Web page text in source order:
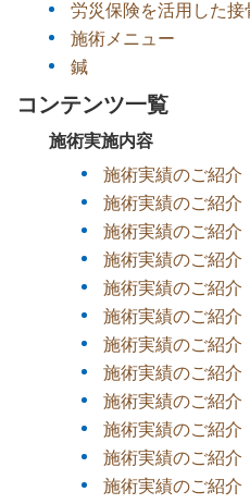
労災保険を活用した接
施術メニュー
鍼
コンテンツ一覧
施術実施内容
施術実績のご紹介
施術実績のご紹介
施術実績のご紹介
施術実績のご紹介
施術実績のご紹介
施術実績のご紹介
施術実績のご紹介
施術実績のご紹介
施術実績のご紹介
施術実績のご紹介
施術実績のご紹介
施術実績のご紹介